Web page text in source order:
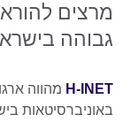
מרצים
גבוהה
H-INET מהווה
באוניברסיטאות